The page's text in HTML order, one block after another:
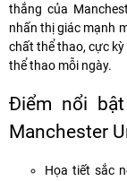
thắng của
nhấn thị giác mạnh
chất thể thao, cực
thể thao mỗi ngày.
Điểm nổi
Manchester
Họa tiết sắc